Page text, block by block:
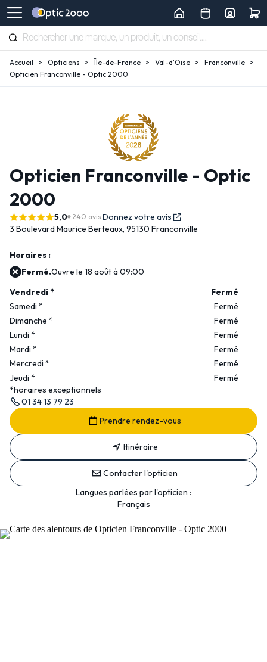
Accueil Opticiens Île-de-France Val-d'Oise
Franconville
Opticien Franconville - Optic 2000
Opticien Franconville - Optic
2000
5,0 240 avis Donnez votre avis
3 Boulevard Maurice Berteaux, 95130 Franconville
Horaires :
Fermé.Ouvre le 18 août à 09:00
Vendredi*
Fermé
Samedi *
Fermé
Dimanche *
Fermé
Lundi *
Fermé
Mardi *
Fermé
Mercredi *
Fermé
Jeudi *
Fermé
*horaires exceptionnels
01 34 13 79 23
Prendre rendez-vous
Itinéraire
Contacter l'opticien
Langues parlées par l'opticien :
Français